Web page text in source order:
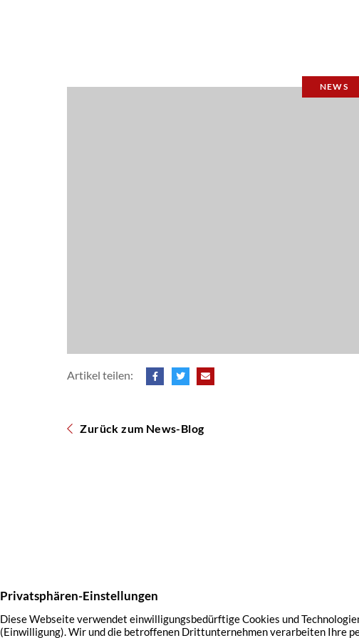
NEWS
Artikel teilen:
Zurück zum News-Blog